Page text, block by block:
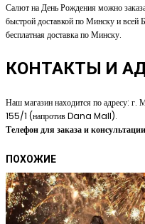
Салют на День Рождения можно
быстрой доставкой по Минску и
бесплатная доставка по Минску.
КОНТАКТЫ И
Наш магазин находится по адресу: г.
155/1 (напротив Dana Mall).
Телефон для заказа и
ПОХОЖИЕ